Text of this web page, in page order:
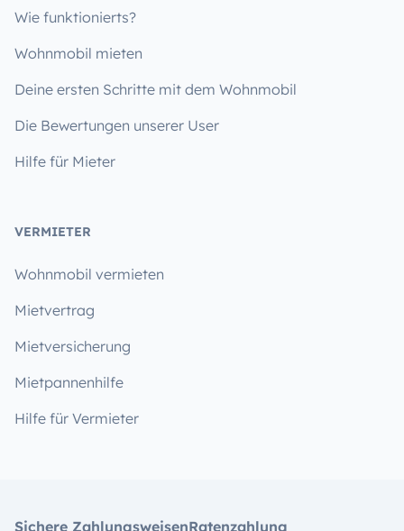
Wie funktionierts?
Wohnmobil mieten
Deine ersten Schritte mit dem Wohnmobil
Die Bewertungen unserer User
Hilfe für Mieter
VERMIETER
Wohnmobil vermieten
Mietvertrag
Mietversicherung
Mietpannenhilfe
Hilfe für Vermieter
Sichere ZahlungsweisenRatenzahlung